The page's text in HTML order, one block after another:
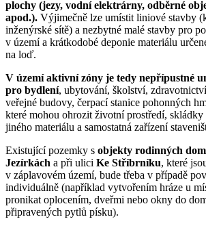
plochy (jezy, vodní elektrárny, odběrné
apod.). Výjimečně lze umístit liniové stavby
inženýrské sítě) a nezbytné malé stavby pro
v území a krátkodobé deponie materiálu
na loď.
V území aktivní zóny je tedy nepřípustné
pro bydlení, ubytování, školství,
veřejné budovy, čerpací stanice pohonných
které mohou ohrozit životní prostředí, skládky
jiného materiálu a samostatná zařízení
Existující pozemky s objekty rodinných
Jezírkách a při ulici Ke Stříbrníku, které
v záplavovém území, bude třeba v případě
individuálně (například vytvořením hráze u
pronikat oplocením, dveřmi nebo okny do
připravených pytlů písku).